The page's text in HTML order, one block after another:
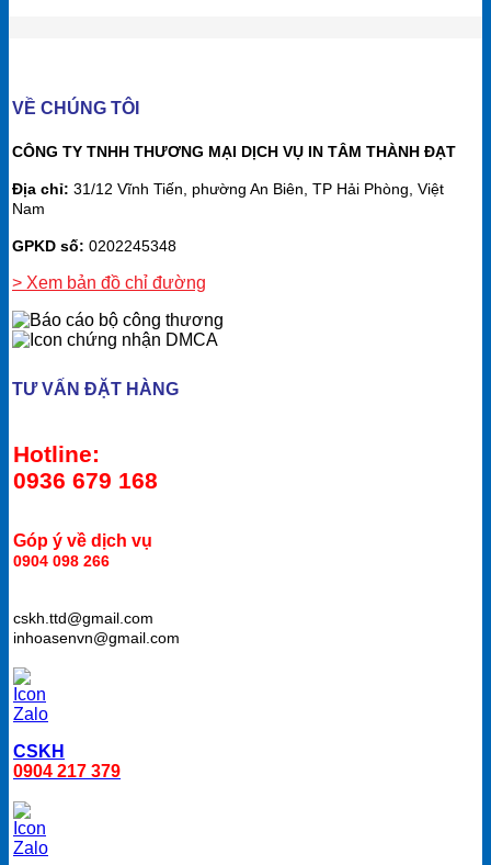
VỀ CHÚNG TÔI
CÔNG TY TNHH THƯƠNG MẠI DỊCH VỤ IN TÂM THÀNH ĐẠT
Địa chỉ: 31/12 Vĩnh Tiến, phường An Biên, TP Hải Phòng, Việt
Nam
GPKD số: 0202245348
> Xem bản đồ chỉ đường
TƯ VẤN ĐẶT HÀNG
Hotline:
0936 679 168
Góp ý về dịch vụ
0904 098 266
cskh.ttd@gmail.com
inhoasenvn@gmail.com
CSKH
0904 217 379